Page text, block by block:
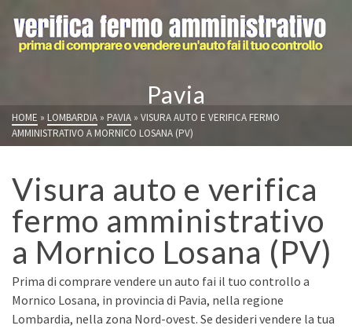
Pavia
HOME » LOMBARDIA » PAVIA » VISURA AUTO E VERIFICA FERMO
AMMINISTRATIVO A MORNICO LOSANA (PV)
Visura auto e verifica
fermo amministrativo
a Mornico Losana (PV)
Prima di comprare vendere un auto fai il tuo controllo a
Mornico Losana, in provincia di Pavia, nella regione
Lombardia, nella zona Nord-ovest. Se desideri vendere la tua